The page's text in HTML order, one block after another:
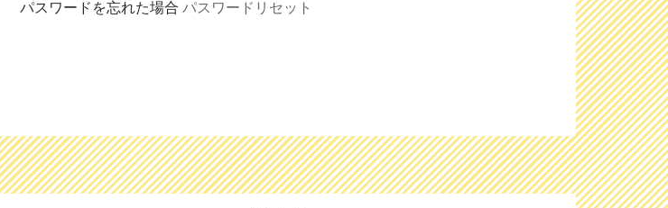
パスワードを忘れた場合 パスワードリセット